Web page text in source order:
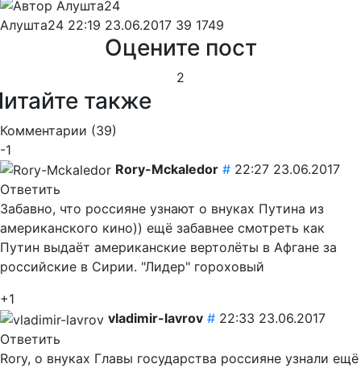
Алушта24 22:19 23.06.2017 39 1749
Оцените пост
2
также
Комментарии (39)
-1
Rory-Mckaledor # 22:27 23.06.2017
Ответить
Забавно, что россияне узнают о внуках Путина из
американского кино)) ещё забавнее смотреть как
Путин выдаёт американские вертолёты в Афгане за
российские в Сирии. "Лидер" гороховый
+1
vladimir-lavrov # 22:33 23.06.2017
Ответить
Rory, о внуках Главы государства россияне узнали ещё